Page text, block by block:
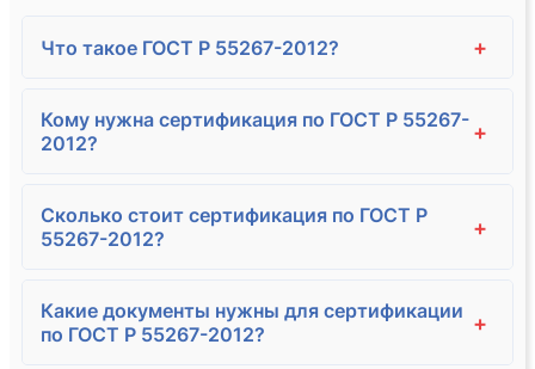
Что такое ГОСТ Р 55267-2012? +
Кому нужна сертификация по ГОСТ Р 55267-
2012?
+
Сколько стоит сертификация по ГОСТ Р
55267-2012?
+
Какие документы нужны для сертификации
по ГОСТ Р 55267-2012?
+